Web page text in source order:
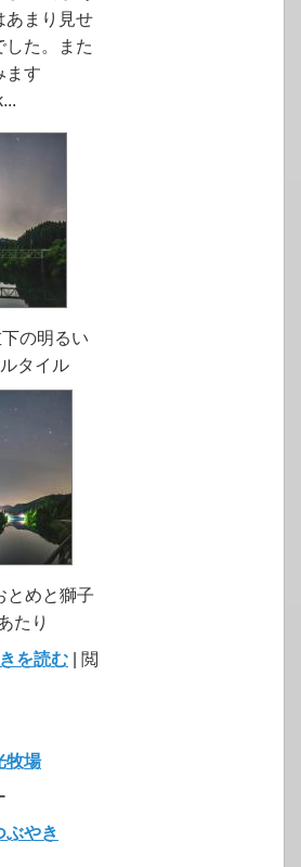
あまり見せ
した。また
ます
の明るい
タイル
とめと獅子
たり
を読む | 閲
牧場
ぶやき